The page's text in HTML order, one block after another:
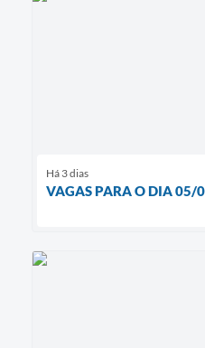
Há 3 dias
VAGAS PARA O DIA 05/